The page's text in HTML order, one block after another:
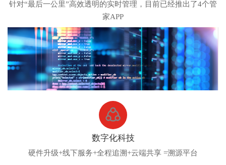
针对“最后一公里”高效透明的实时管理，目前已经推出了4个管
家APP
数字化科技
硬件升级+线下服务+全程追溯+云端共享 =溯源平台